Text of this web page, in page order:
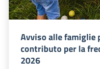
Avviso alle famiglie
contributo per la
2026